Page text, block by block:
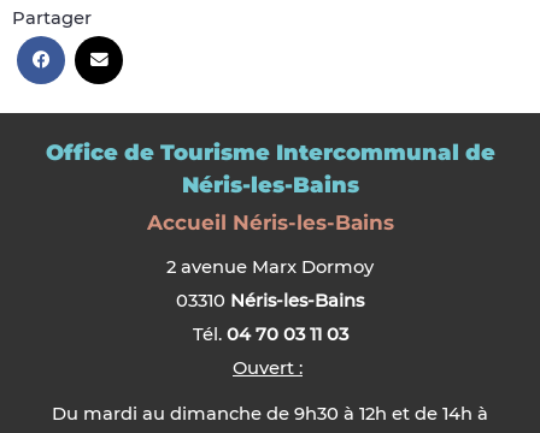
Partager
Office de Tourisme Intercommunal de
Néris-les-Bains
Accueil Néris-les-Bains
2 avenue Marx Dormoy
03310 Néris-les-Bains
Tél. 04 70 03 11 03
Ouvert :
Du mardi au dimanche de 9h30 à 12h et de 14h à